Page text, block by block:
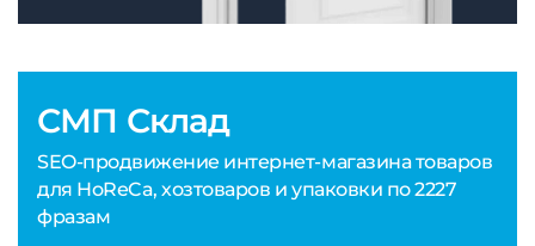
СМП Склад
SEO-продвижение интернет-магазина товаров
для HoReCa, хозтоваров и упаковки по 2227
фразам